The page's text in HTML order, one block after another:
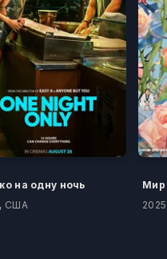
на одну ночь
США
Мир